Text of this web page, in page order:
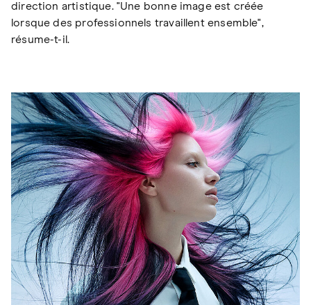
direction artistique. "Une bonne image est créée
lorsque des professionnels travaillent ensemble",
résume-t-il.